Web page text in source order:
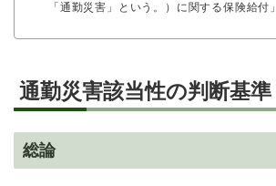
「通勤災害」という。）に関する保険給付」
通勤災害該当性の判断基準
総論